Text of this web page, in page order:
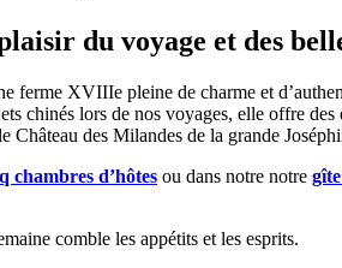
du voyage et des
ferme XVIIIe pleine de charme et
chinés lors de nos voyages, elle offre
Château des Milandes de la grande
chambres d’hôtes ou dans notre notre
comble les appétits et les esprits.